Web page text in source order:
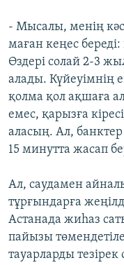
- Мысалы, менің
маған кеңес
Өздері солай 2-3
алады. Күйеуімнің
қолма қол ақшаға
емес, қарызға
аласың. Ал,
15 минутта жасап
Ал, саудамен
тұрғындарға
Астанада жиһаз
пайызы
тауарларды тезірек